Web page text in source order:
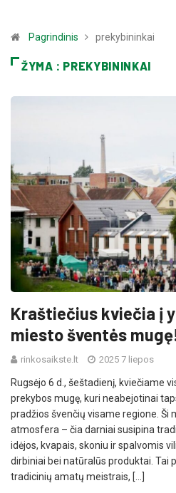
Pagrindinis prekybininkai
ŽYMA : PREKYBININKAI
Kraštiečius kviečia į
miesto šventės
rinkosaikste.lt 2025 7 liepos
Rugsėjo 6 d., šeštadienį, kviečiame
prekybos mugę, kuri neabejotinai
pradžios švenčių visame regione. Ši
atmosfera – čia darniai susipina
idėjos, kvapais, skoniu ir spalvomis
dirbiniai bei natūralūs produktai. Tai
tradicinių amatų meistrais, […]